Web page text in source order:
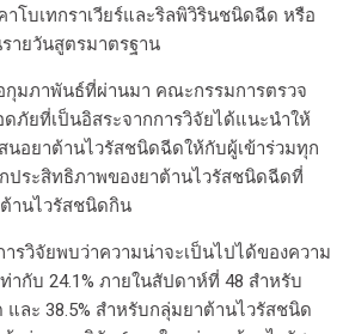
โบเทกราเวียร์และริลพิวิรินชนิดฉีด หรือ
ายวันสูตรมาตรฐาน
กุมภาพันธ์ที่ผ่านมา คณะกรรมการตรวจ
ภัยที่เป็นอิสระจากการวิจัยได้แนะนำให้
นอยาต้านไวรัสชนิดฉีดให้กับผู้เข้าร่วมทุก
ประสิทธิภาพของยาต้านไวรัสชนิดฉีดที่
านไวรัสชนิดกิน
ารวิจัยพบว่าความน่าจะเป็นไปได้ของความ
ากับ 24.1% ภายในสัปดาห์ที่ 48 สำหรับ
ละ 38.5% สำหรับกลุ่มยาต้านไวรัสชนิด